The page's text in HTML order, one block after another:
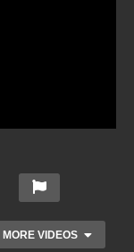
MORE VIDEOS